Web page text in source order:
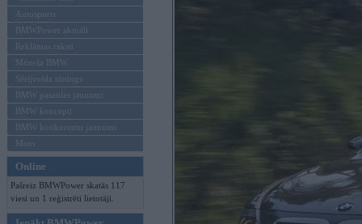
Autosports
BMWPower aktuāli
Reklāmas raksti
Mēneša BMW
Sērijveida tūnings
BMW pasaules jaunumi
BMW koncepti
BMW konkurentu jaunumi
Moto
Online
Pašreiz BMWPower skatās 117
viesi un 1 reģistrēti lietotāji.